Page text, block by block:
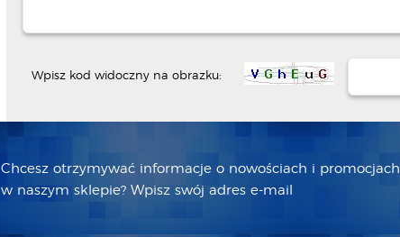
Wpisz kod widoczny na obrazku:
Chcesz otrzymywać informacje o nowościach i promocjach
w naszym sklepie? Wpisz swój adres e-mail